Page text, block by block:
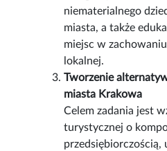
niematerialnego
miasta, a także
miejsc w
lokalnej.
Tworzenie
miasta Krakowa
Celem zadania jest
turystycznej o